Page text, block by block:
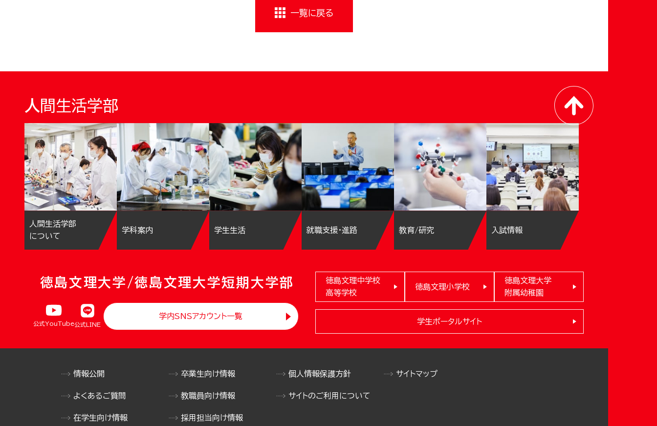
一覧に戻る
人間生活学部
人間生活学部
について
学科案内 学生生活 就職支援・進路 教育/研究 入試情報
徳島文理大学/徳島文理大学短期大学部
公式YouTube公式LINE
学内SNSアカウント一覧
徳島文理中学校
高等学校
徳島文理小学校
徳島文理大学
附属幼稚園
学生ポータルサイト
情報公開
よくあるご質問
在学生向け情報
卒業生向け情報
教職員向け情報
採用担当向け情報
個人情報保護方針
サイトのご利用について
サイトマップ